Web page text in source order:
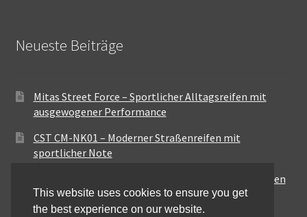
Neueste Beiträge
Mitas Street Force – Sportlicher Alltagsreifen mit
ausgewogener Performance
CST CM-NK01 – Moderner Straßenreifen mit
sportlicher Note
Maxxis MA-ST3 – Ausgewogener Sport-Touring-Reifen
für vielseitige Einsätze
This website uses cookies to ensure you get
the best experience on our website.